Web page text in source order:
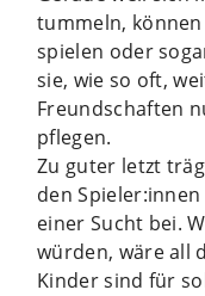
tummeln,
spielen oder
sie, wie so oft,
Freundschaften
pflegen.
Zu guter letzt
den
einer Sucht bei.
würden, wäre all
Kinder sind für